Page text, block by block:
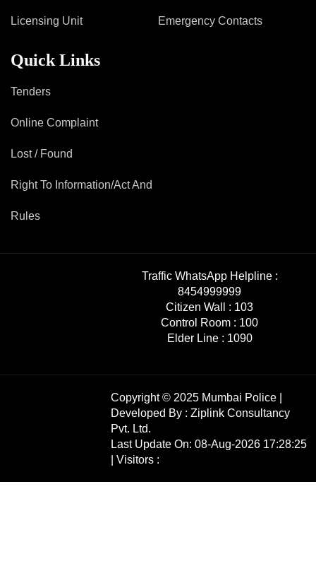
Licensing Unit Emergency Contacts
Quick Links
Tenders
Online Complaint
Lost / Found
Right To Information/Act And
Rules
Traffic WhatsApp Helpline :
8454999999
Citizen Wall : 103
Control Room : 100
Elder Line : 1090
Copyright © 2025 Mumbai Police |
Developed By : Ziplink Consultancy
Pvt. Ltd.
Last Update On: 08-Aug-2026 17:28:25
| Visitors :